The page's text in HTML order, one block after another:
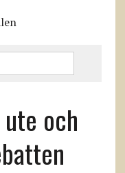
och